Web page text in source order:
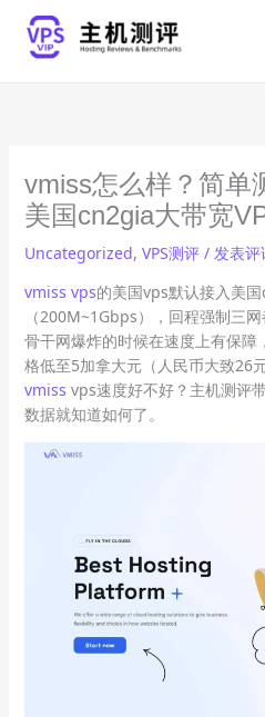
vmiss怎么样？简单
美国cn2gia大带宽
Uncategorized, VPS测评/ 发表评
vmiss vps的美国vps默认接入美
（200M~1Gbps），回程强制三
骨干网爆炸的时候在速度上有保
格低至5加拿大元（人民币大致26
vmiss vps速度好不好？主机测评
数据就知道如何了。